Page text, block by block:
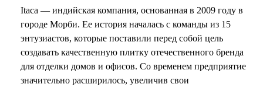
Itaca — индийская компания, основанная в 2009 году в
городе Морби. Ее история началась с команды из 15
энтузиастов, которые поставили перед собой цель
создавать качественную плитку отечественного бренда
для отделки домов и офисов. Со временем предприятие
значительно расширилось, увеличив свои